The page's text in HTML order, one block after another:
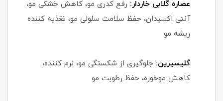
عصاره گلابی خاردار: رفع کدری مو، کاهش خشکی مو،
آنتی اکسیدان، حفظ سلامت سلولی مو، تغذیه کننده
ریشه مو
گلیسیرین: جلوگیری از شکستگی مو، نرم کننده،
کاهش موخوره، حفظ رطوبت مو